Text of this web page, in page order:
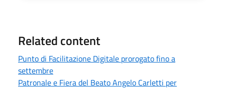
Related content
Punto di Facilitazione Digitale prorogato fino a
settembre
Patronale e Fiera del Beato Angelo Carletti per